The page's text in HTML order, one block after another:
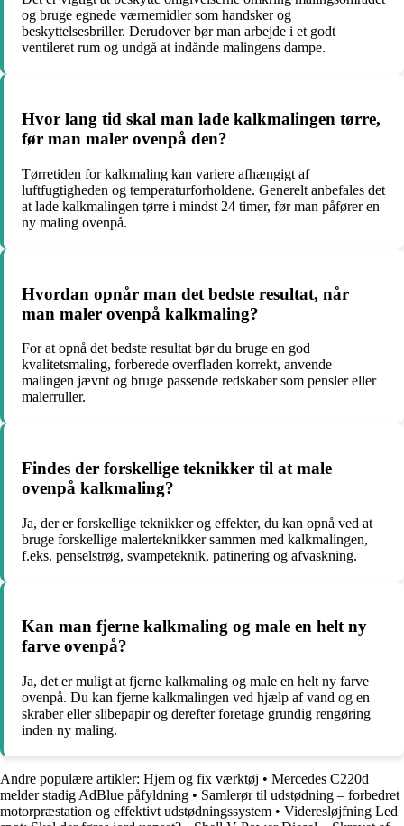
og bruge egnede værnemidler som handsker og
beskyttelsesbriller. Derudover bør man arbejde i et godt
ventileret rum og undgå at indånde malingens dampe.
Hvor lang tid skal man lade kalkmalingen tørre,
før man maler ovenpå den?
Tørretiden for kalkmaling kan variere afhængigt af
luftfugtigheden og temperaturforholdene. Generelt anbefales det
at lade kalkmalingen tørre i mindst 24 timer, før man påfører en
ny maling ovenpå.
Hvordan opnår man det bedste resultat, når
man maler ovenpå kalkmaling?
For at opnå det bedste resultat bør du bruge en god
kvalitetsmaling, forberede overfladen korrekt, anvende
malingen jævnt og bruge passende redskaber som pensler eller
malerruller.
Findes der forskellige teknikker til at male
ovenpå kalkmaling?
Ja, der er forskellige teknikker og effekter, du kan opnå ved at
bruge forskellige malerteknikker sammen med kalkmalingen,
f.eks. penselstrøg, svampeteknik, patinering og afvaskning.
Kan man fjerne kalkmaling og male en helt ny
farve ovenpå?
Ja, det er muligt at fjerne kalkmaling og male en helt ny farve
ovenpå. Du kan fjerne kalkmalingen ved hjælp af vand og en
skraber eller slibepapir og derefter foretage grundig rengøring
inden ny maling.
Andre populære artikler: Hjem og fix værktøj • Mercedes C220d
melder stadig AdBlue påfyldning • Samlerør til udstødning – forbedret
motorpræstation og effektivt udstødningssystem • Videresløjfning Led